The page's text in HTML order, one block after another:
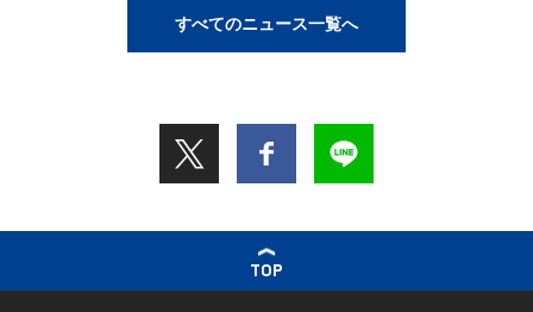
すべてのニュース一覧へ
TOP